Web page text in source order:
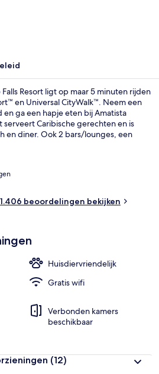
Resort ligt op maar 5 minuten rijden
en Universal CityWalk™. Neem een
ga een hapje eten bij Amatista
serveert Caribische gerechten en is
en diner. Ook 2 bars/lounges, een
over het zwembad en het
beoordelingen bekijken
Huisdiervriendelijk
Gratis wifi
Verbonden kamers
beschikbaar
(12)